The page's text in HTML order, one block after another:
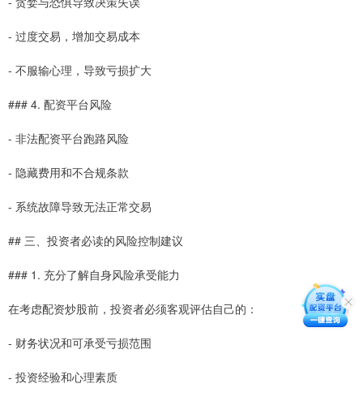
- 过度交易，增加交易成本
- 不服输心理，导致亏损扩大
### 4. 配资平台风险
- 非法配资平台跑路风险
- 隐藏费用和不合规条款
- 系统故障导致无法正常交易
## 三、投资者必读的风险控制建议
### 1. 充分了解自身风险承受能力
在考虑配资炒股前，投资者必须客观评估自己的：
- 财务状况和可承受亏损范围
- 投资经验和心理素质